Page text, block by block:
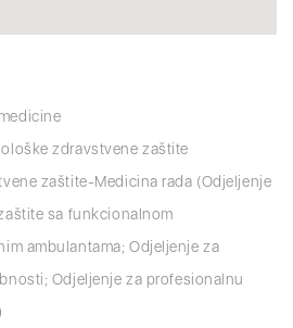
zdravstvene zaštite
zaštite-Medicina rada (Odjeljenje
sa funkcionalnom
ambulantama; Odjeljenje za
Odjeljenje za profesionalnu